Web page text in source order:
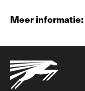
Meer informatie: